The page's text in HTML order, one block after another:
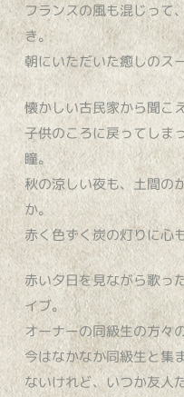
フランスの風も混じって
き。
朝にいただいた癒しのス
懐かしい古民家から聞こ
子供のころに戻ってしま
瞳。
秋の涼しい夜も、土間の
か。
赤く色ずく炭の灯りに心
赤い夕日を見ながら歌っ
イブ。
オーナーの同級生の方々
今はなかなか同級生と集
ないけれど、いつか友人